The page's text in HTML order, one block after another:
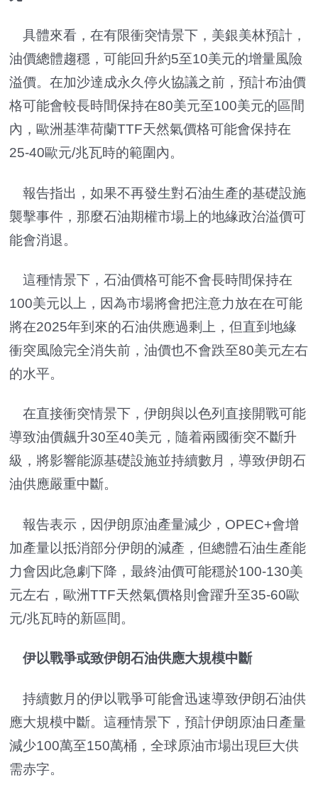
具體來看，在有限衝突情景下，美銀美林預計，
油價總體趨穩，可能回升約5至10美元的增量風險
溢價。在加沙達成永久停火協議之前，預計布油價
格可能會較長時間保持在80美元至100美元的區間
內，歐洲基準荷蘭TTF天然氣價格可能會保持在
25-40歐元/兆瓦時的範圍內。
報告指出，如果不再發生對石油生產的基礎設施
襲擊事件，那麼石油期權市場上的地緣政治溢價可
能會消退。
這種情景下，石油價格可能不會長時間保持在
100美元以上，因為市場將會把注意力放在在可能
將在2025年到來的石油供應過剩上，但直到地緣
衝突風險完全消失前，油價也不會跌至80美元左右
的水平。
在直接衝突情景下，伊朗與以色列直接開戰可能
導致油價飆升30至40美元，隨着兩國衝突不斷升
級，將影響能源基礎設施並持續數月，導致伊朗石
油供應嚴重中斷。
報告表示，因伊朗原油產量減少，OPEC+會增
加產量以抵消部分伊朗的減產，但總體石油生產能
力會因此急劇下降，最終油價可能穩於100-130美
元左右，歐洲TTF天然氣價格則會躍升至35-60歐
元/兆瓦時的新區間。
伊以戰爭或致伊朗石油供應大規模中斷
持續數月的伊以戰爭可能會迅速導致伊朗石油供
應大規模中斷。這種情景下，預計伊朗原油日產量
減少100萬至150萬桶，全球原油市場出現巨大供
需赤字。